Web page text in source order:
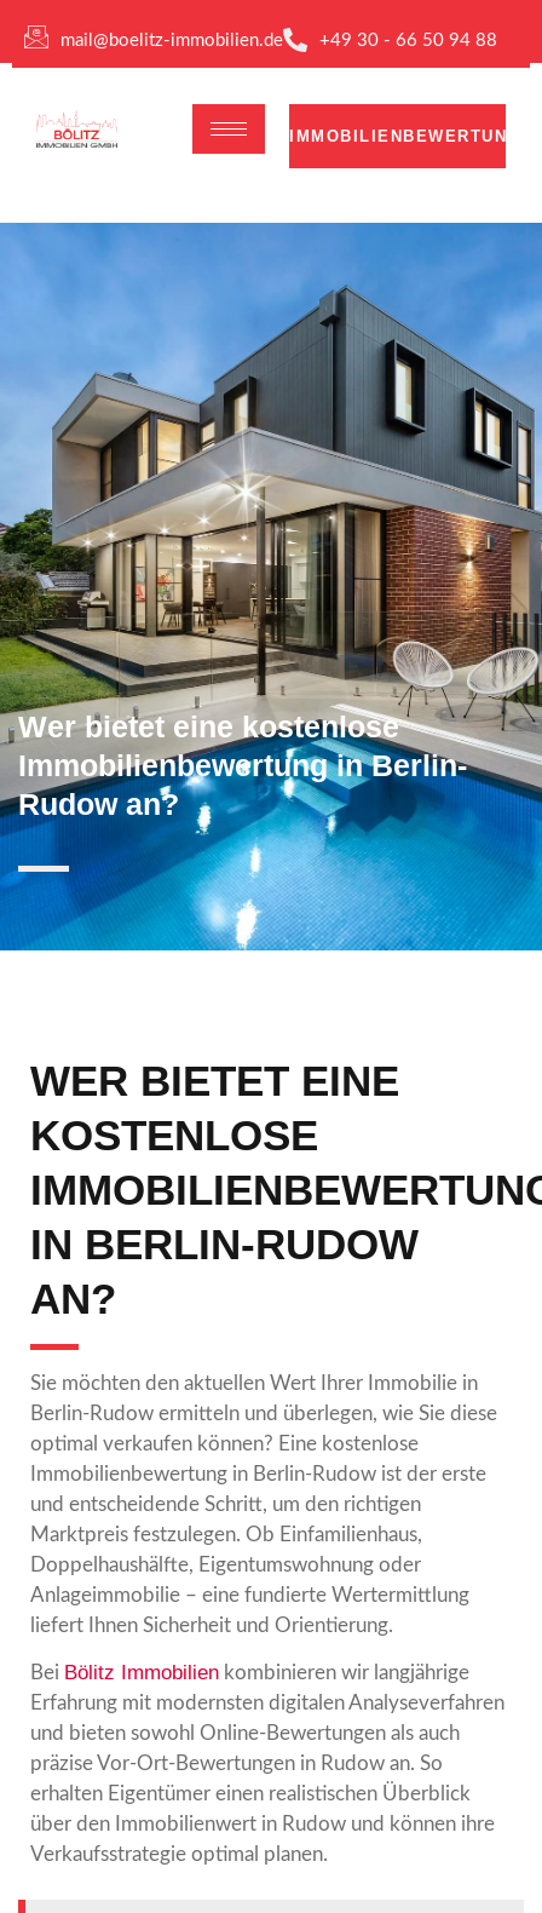
mail@boelitz-immobilien.de +49 30 - 66 50 94 88
IMMOBILIENBEWERTUNG
Wer bietet eine kostenlose
Immobilienbewertung in Berlin-
Rudow an?
WER BIETET EINE
KOSTENLOSE
IN BERLIN-RUDOW
AN?
Sie möchten den aktuellen Wert Ihrer Immobilie in
Berlin-Rudow ermitteln und überlegen, wie Sie diese
optimal verkaufen können? Eine kostenlose
Immobilienbewertung in Berlin-Rudow ist der erste
und entscheidende Schritt, um den richtigen
Marktpreis festzulegen. Ob Einfamilienhaus,
Doppelhaushälfte, Eigentumswohnung oder
Anlageimmobilie – eine fundierte Wertermittlung
liefert Ihnen Sicherheit und Orientierung.
Bei Bölitz Immobilien kombinieren wir langjährige
Erfahrung mit modernsten digitalen Analyseverfahren
und bieten sowohl Online-Bewertungen als auch
präzise Vor-Ort-Bewertungen in Rudow an. So
erhalten Eigentümer einen realistischen Überblick
über den Immobilienwert in Rudow und können ihre
Verkaufsstrategie optimal planen.